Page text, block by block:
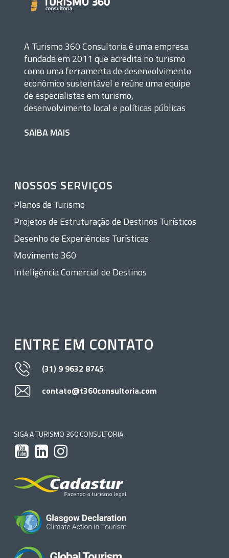
A Turismo 360 Consultoria é uma empresa
fundada em 2011 que acredita no turismo
como uma ferramenta de desenvolvimento
econômico sustentável e reúne uma equipe
de especialistas em turismo,
desenvolvimento local e políticas públicas
SAIBA MAIS
NOSSOS SERVIÇOS
Planos de Turismo
Projetos de Estruturação de Destinos Turísticos
Desenho de Experiências Turísticas
Movimento 360
Inteligência Comercial de Destinos
ENTRE EM CONTATO
(31) 9 9632 8745
contato@t360consultoria.com
SIGA A TURISMO 360 CONSULTORIA